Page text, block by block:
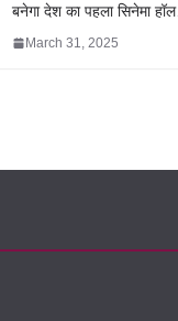
बनेगा देश का पहला सिनेमा
March 31, 2025